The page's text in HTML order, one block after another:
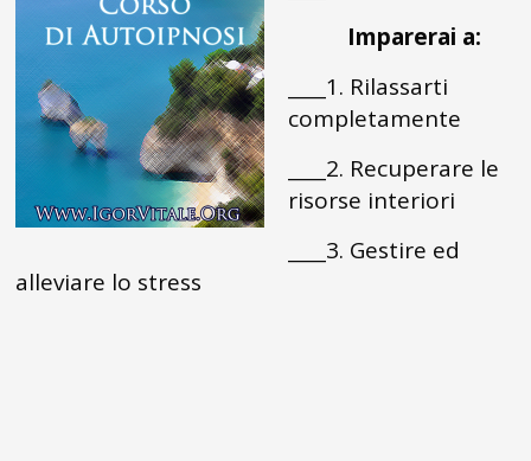
Imparerai a:
____1. Rilassarti
completamente
____2. Recuperare le
risorse interiori
____3. Gestire ed
alleviare lo stress